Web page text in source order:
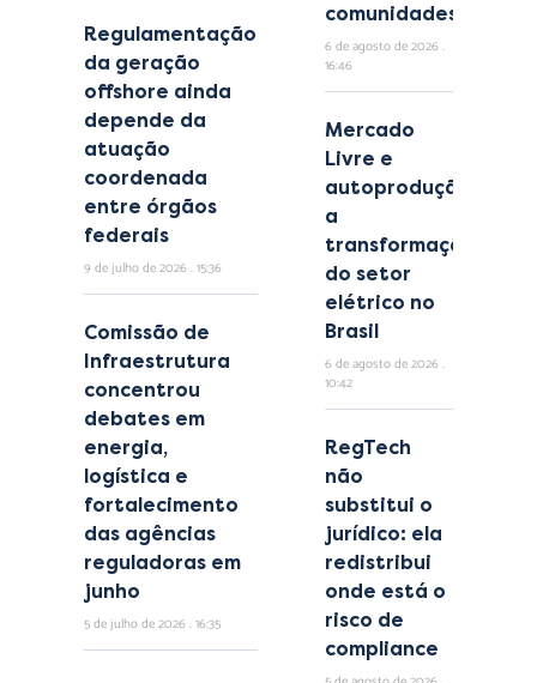
Regulamentação
da geração
offshore ainda
depende da
atuação
coordenada
entre órgãos
federais
9 de julho de 2026 15:36
Comissão de
Infraestrutura
concentrou
debates em
energia,
logística e
fortalecimento
das agências
reguladoras em
junho
5 de julho de 2026 16:35
comunidades
6 de agosto de 2026
16:46
Mercado
Livre e
autoprodução:
a
transformação
do setor
elétrico no
Brasil
6 de agosto de 2026
10:42
RegTech
não
substitui o
jurídico: ela
redistribui
onde está o
risco de
compliance